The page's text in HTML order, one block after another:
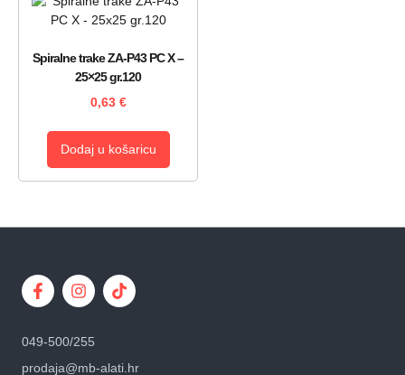
Spiralne trake ZA-P43 PC X –
25×25 gr.120
0,63 €
Dodaj u košaricu
049-500/255
prodaja@mb-alati.hr